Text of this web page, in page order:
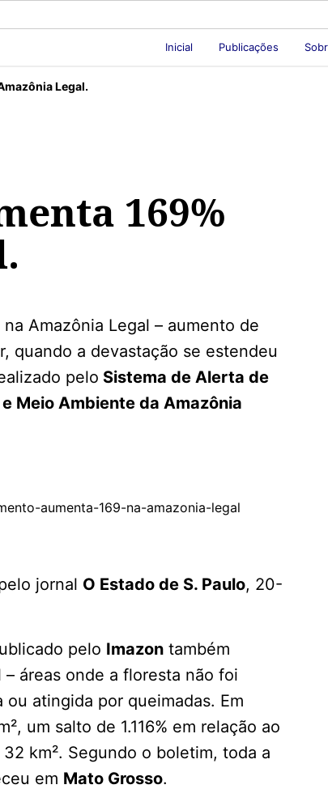
Inicial Publicações
Legal.
169%
Amazônia Legal – aumento de
quando a devastação se estendeu
pelo Sistema de Alerta de
Meio Ambiente da Amazônia
aumenta-169-na-amazonia-legal
jornal O Estado de S. Paulo, 20-
pelo Imazon também
áreas onde a floresta não foi
atingida por queimadas. Em
um salto de 1.116% em relação ao
km². Segundo o boletim, toda a
em Mato Grosso.